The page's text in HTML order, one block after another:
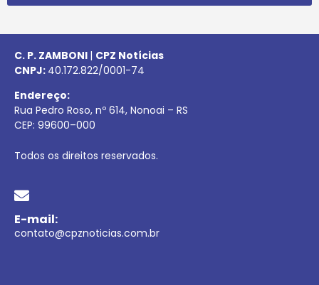
C. P. ZAMBONI | CPZ Notícias
CNPJ: 40.172.822/0001-74
Endereço:
Rua Pedro Roso, nº 614, Nonoai – RS
CEP: 99600–000
Todos os direitos reservados.
E-mail:
contato@cpznoticias.com.br